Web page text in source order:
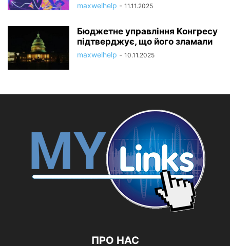
maxwelhelp - 11.11.2025
Бюджетне управління Конгресу
підтверджує, що його зламали
maxwelhelp - 10.11.2025
ПРО НАС